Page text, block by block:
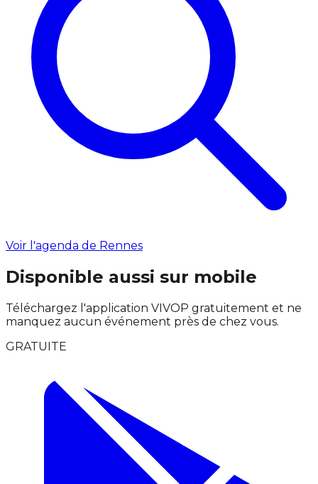
Voir l'agenda de Rennes
Disponible aussi sur mobile
Téléchargez l'application VIVOP gratuitement et ne
manquez aucun événement près de chez vous.
GRATUITE